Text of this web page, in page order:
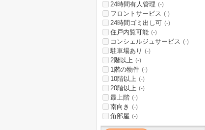
24時間有人管理 (-)
フロントサービス (-)
24時間ゴミ出し可 (-)
住戸内覧可能 (-)
コンシェルジュサービス (-)
駐車場あり (-)
2階以上 (-)
1階の物件 (-)
10階以上 (-)
20階以上 (-)
最上階 (-)
南向き (-)
角部屋 (-)